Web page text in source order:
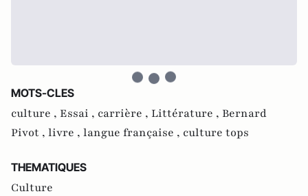
MOTS-CLES
culture , Essai , carrière , Littérature , Bernard
Pivot , livre , langue française , culture tops
THEMATIQUES
Culture